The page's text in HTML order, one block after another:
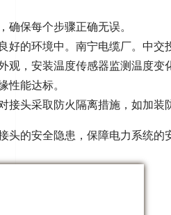
确保每个步骤正确无误。
好的环境中。南宁电缆厂。中交
观，安装温度传感器监测温度变
性能达标。
接头采取防火隔离措施，如加装
头的安全隐患，保障电力系统的